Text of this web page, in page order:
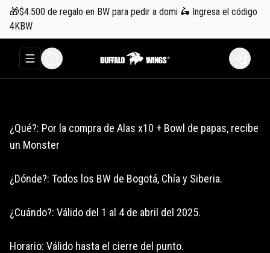
🎁$4.500 de regalo en BW para pedir a domi 🛵 Ingresa el código
4KBW
Abrir menu de navegación Login
¿Qué?: Por la compra de Alas x10 + Bowl de papas, recibe
un Monster
¿Dónde?: Todos los BW de Bogotá, Chía y Siberia.
¿Cuándo?: Válido del 1 al 4 de abril del 2025.
Horario: Válido hasta el cierre del punto.